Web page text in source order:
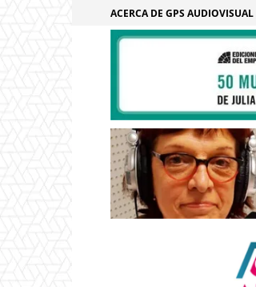
ACERCA DE GPS AUDIOVISUAL